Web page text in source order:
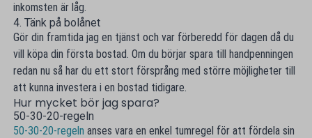
inkomsten är låg.
4. Tänk på bolånet
Gör din framtida jag en tjänst och var förberedd för dagen då du
vill köpa din första bostad. Om du börjar spara till handpenningen
redan nu så har du ett stort försprång med större möjligheter till
att kunna investera i en bostad tidigare.
Hur mycket bör jag spara?
50-30-20-regeln
50-30-20-regeln anses vara en enkel tumregel för att fördela sin